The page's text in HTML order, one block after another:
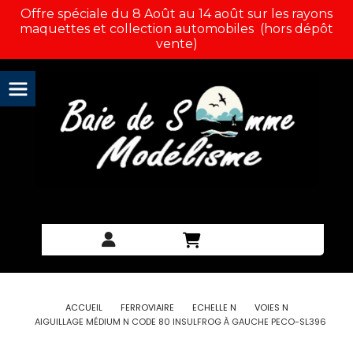
Offre spéciale du 8 Août au 14 août sur les rayons
maquettes et collection automobiles (hors dépôt
vente)
ACCUEIL FERROVIAIRE ECHELLE N
VOIES N
AIGUILLAGE MÉDIUM N CODE 80 INSULFROG À GAUCHE PECO-SL396
Panneau de gestion des cookies